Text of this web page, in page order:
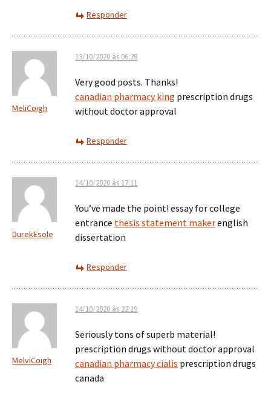
Responder
MeliCoigh
13/10/2020 às 06:28
Very good posts. Thanks!
canadian pharmacy king prescription drugs
without doctor approval
Responder
DurekEsole
14/10/2020 às 17:11
You’ve made the point! essay for college
entrance thesis statement makerenglish
dissertation
Responder
MelviCoigh
14/10/2020 às 22:19
Seriously tons of superb material!
prescription drugs without doctor approval
canadian pharmacy cialis prescription drugs
canada